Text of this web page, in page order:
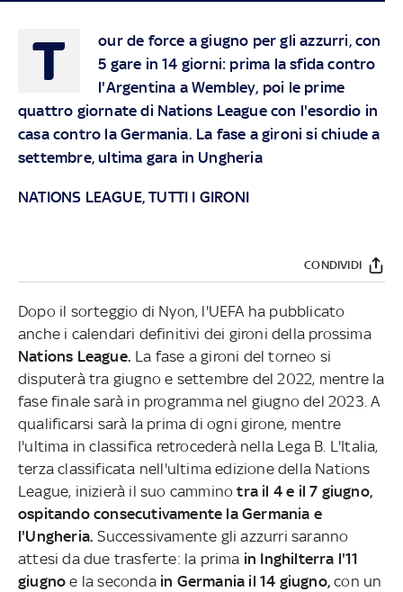
T
our de force a giugno per gli azzurri, con
5 gare in 14 giorni: prima la sfida contro
l'Argentina a Wembley, poi le prime
quattro giornate di Nations League con l'esordio in
casa contro la Germania. La fase a gironi si chiude a
settembre, ultima gara in Ungheria
NATIONS LEAGUE, TUTTI I GIRONI
CONDIVIDI
Dopo il sorteggio di Nyon, l'UEFA ha pubblicato
anche i calendari definitivi dei gironi della prossima
Nations League. La fase a gironi del torneo si
disputerà tra giugno e settembre del 2022, mentre la
fase finale sarà in programma nel giugno del 2023. A
qualificarsi sarà la prima di ogni girone, mentre
l'ultima in classifica retrocederà nella Lega B. L'Italia,
terza classificata nell'ultima edizione della Nations
League, inizierà il suo cammino tra il 4 e il 7 giugno,
ospitando consecutivamente la Germania e
l'Ungheria.Successivamente gli azzurri saranno
attesi da due trasferte: la prima in Inghilterra l'11
giugno e la secondain Germania il 14 giugno,con un